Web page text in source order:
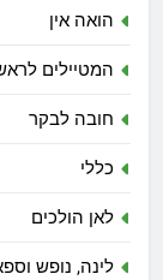
הואה אין
המטיילים
חובה לבקר
כללי
לאן הולכים
לינה, נופש